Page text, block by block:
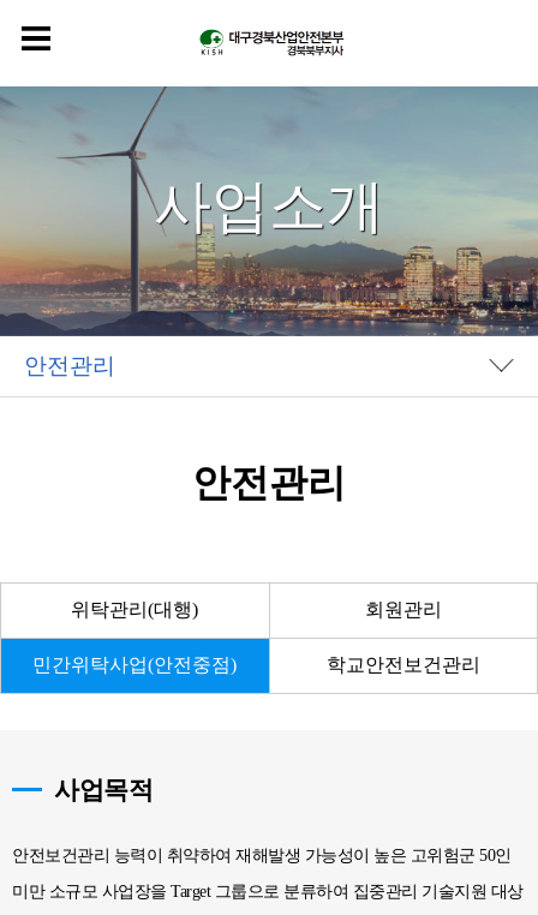
사업소개
안전관리
안전관리
위탁관리(대행) 회원관리
민간위탁사업(안전중점) 학교안전보건관리
사업목적
안전보건관리 능력이 취약하여 재해발생 가능성이 높은 고위험군 50인
미만 소규모 사업장을 Target 그룹으로 분류하여 집중관리 기술지원 대상